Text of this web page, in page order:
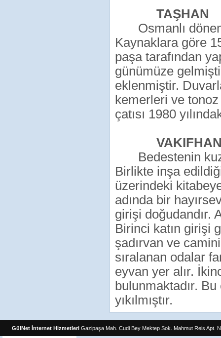
TAŞHAN
Osmanlı
Kaynaklara göre
paşa tarafından
günümüze
eklenmiştir.
kemerleri ve
çatısı 1980
Bedestenin
Birlikte inşa
üzerindeki
adında bir
girişi doğudandır.
Birinci katın girişi
şadırvan ve
sıralanan odalar
eyvan yer alır.
bulunmaktadır.
yıkılmıştır.
GülNet İnternet Hizmetleri Gazipaşa Mah. Cudi Bey Mektep Sok. Mahmut Reis